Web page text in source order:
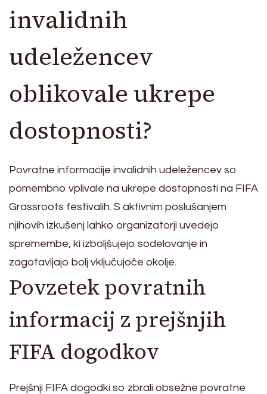
invalidnih
udeležencev
oblikovale ukrepe
dostopnosti?
Povratne informacije invalidnih udeležencev so
pomembno vplivale na ukrepe dostopnosti na FIFA
Grassroots festivalih. S aktivnim poslušanjem
njihovih izkušenj lahko organizatorji uvedejo
spremembe, ki izboljšujejo sodelovanje in
zagotavljajo bolj vključujoče okolje.
Povzetek povratnih
informacij z prejšnjih
FIFA dogodkov
Prejšnji FIFA dogodki so zbrali obsežne povratne